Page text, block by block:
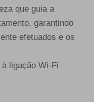
que guia a
garantindo
efetuados e os
ligação Wi-Fi